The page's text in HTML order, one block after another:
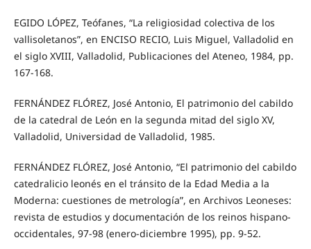
EGIDO LÓPEZ, Teófanes, “La religiosidad colectiva de los
vallisoletanos”, en ENCISO RECIO, Luis Miguel, Valladolid en
el siglo XVIII, Valladolid, Publicaciones del Ateneo, 1984, pp.
167-168.
FERNÁNDEZ FLÓREZ, José Antonio, El patrimonio del cabildo
de la catedral de León en la segunda mitad del siglo XV,
Valladolid, Universidad de Valladolid, 1985.
FERNÁNDEZ FLÓREZ, José Antonio, “El patrimonio del cabildo
catedralicio leonés en el tránsito de la Edad Media a la
Moderna: cuestiones de metrología”, en Archivos Leoneses:
revista de estudios y documentación de los reinos hispano-
occidentales, 97-98 (enero-diciembre 1995), pp. 9-52.